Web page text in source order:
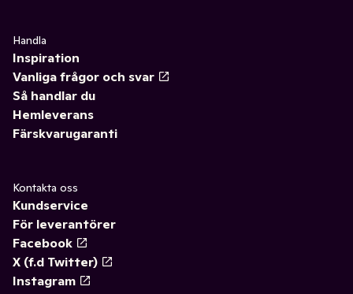
Handla
Inspiration
Vanliga frågor och svar
Så handlar du
Hemleverans
Färskvarugaranti
Kontakta oss
Kundservice
För leverantörer
Facebook
X (f.d Twitter)
Instagram